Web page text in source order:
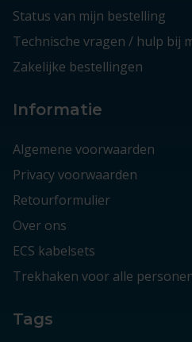
Status van mijn bestelling
Technische vragen / hulp bij
Zakelijke bestellingen
Informatie
Algemene voorwaarden
Privacy voorwaarden
Retourformulier
Over ons
ECS kabelsets
Trekhaken voor alle
Tags